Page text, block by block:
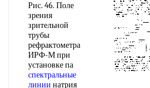
Рис. 46. Поле
зрения
зрительной
трубы
рефрактометра
ИРФ-М при
установке па
спектральные
линии натрия